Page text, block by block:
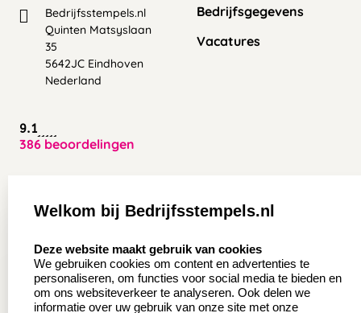
Bedrijfsstempels.nl
Quinten Matsyslaan
35
5642JC Eindhoven
Nederland
9.1
386 beoordelingen
Bedrijfsgegevens
Vacatures
Aanvraag op maat
Wederverkoper
worden
Sale
Contact opnemen
Veel gestelde vragen
Retourneren
Welkom bij Bedrijfsstempels.nl
Deze website maakt gebruik van cookies
We gebruiken cookies om content en advertenties te
personaliseren, om functies voor social media te bieden en
om ons websiteverkeer te analyseren. Ook delen we
informatie over uw gebruik van onze site met onze